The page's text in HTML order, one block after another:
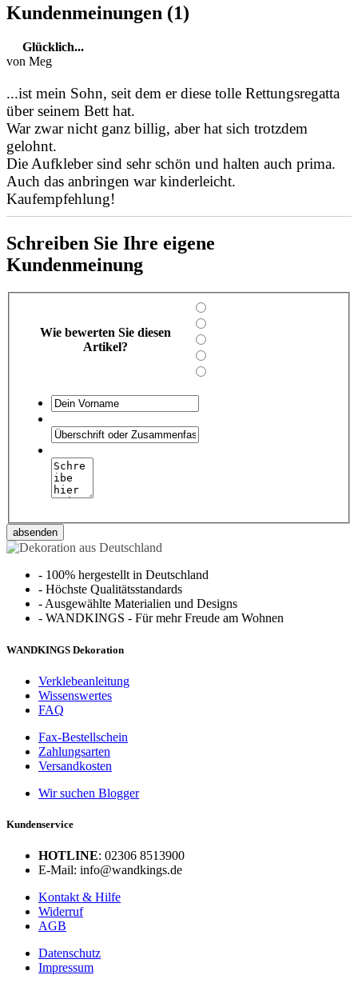
Kundenmeinungen (1)
Glücklich...
von Meg
...ist mein Sohn, seit dem er diese tolle Rettungsregatta
über seinem Bett hat.
War zwar nicht ganz billig, aber hat sich trotzdem
gelohnt.
Die Aufkleber sind sehr schön und halten auch prima.
Auch das anbringen war kinderleicht.
Kaufempfehlung!
Schreiben Sie Ihre eigene
Kundenmeinung
Wie bewerten Sie diesen
Artikel?
absenden
- 100% hergestellt in Deutschland
- Höchste Qualitätsstandards
-Ausgewählte Materialien und Designs
- WANDKINGS - Für mehr Freude am Wohnen
WANDKINGS Dekoration
Verklebeanleitung
Wissenswertes
FAQ
Fax-Bestellschein
Zahlungsarten
Versandkosten
Wir suchen Blogger
Kundenservice
HOTLINE: 02306 8513900
E-Mail: info@wandkings.de
Kontakt & Hilfe
Widerruf
AGB
Datenschutz
Impressum